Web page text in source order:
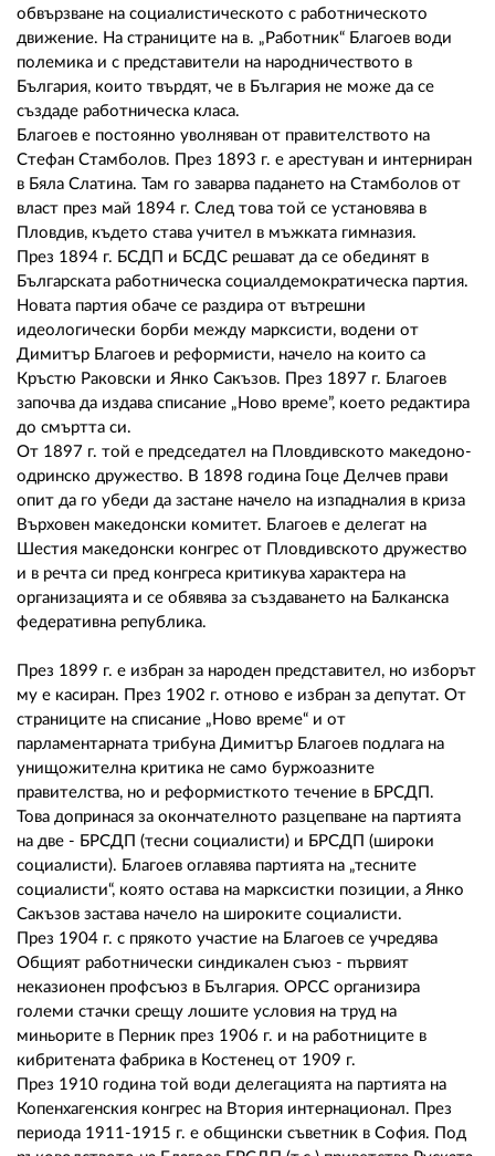
обвързване на социалистическото с работническото
движение. На страниците на в. „Работник“ Благоев води
полемика и с представители на народничеството в
България, които твърдят, че в България не може да се
създаде работническа класа.
Благоев е постоянно уволняван от правителството на
Стефан Стамболов. През 1893 г. е арестуван и интерниран
в Бяла Слатина. Там го заварва падането на Стамболов от
власт през май 1894 г. След това той се установява в
Пловдив, където става учител в мъжката гимназия.
През 1894 г. БСДП и БСДС решават да се обединят в
Българската работническа социалдемократическа партия.
Новата партия обаче се раздира от вътрешни
идеологически борби между марксисти, водени от
Димитър Благоев и реформисти, начело на които са
Кръстю Раковски и Янко Сакъзов. През 1897 г. Благоев
започва да издава списание „Ново време”, което редактира
до смъртта си.
От 1897 г. той е председател на Пловдивското македоно-
одринско дружество. В 1898 година Гоце Делчев прави
опит да го убеди да застане начело на изпадналия в криза
Върховен македонски комитет. Благоев е делегат на
Шестия македонски конгрес от Пловдивското дружество
и в речта си пред конгреса критикува характера на
организацията и се обявява за създаването на Балканска
федеративна република.
През 1899 г. е избран за народен представител, но изборът
му е касиран. През 1902 г. отново е избран за депутат. От
страниците на списание „Ново време“ и от
парламентарната трибуна Димитър Благоев подлага на
унищожителна критика не само буржоазните
правителства, но и реформисткото течение в БРСДП.
Това допринася за окончателното разцепване на партията
на две - БРСДП (тесни социалисти) и БРСДП (широки
социалисти). Благоев оглавява партията на „тесните
социалисти“, която остава на марксистки позиции, а Янко
Сакъзов застава начело на широките социалисти.
През 1904 г. с прякото участие на Благоев се учредява
Общият работнически синдикален съюз - първият
неказионен профсъюз в България. ОРСС организира
големи стачки срещу лошите условия на труд на
миньорите в Перник през 1906 г. и на работниците в
кибритената фабрика в Костенец от 1909 г.
През 1910 година той води делегацията на партията на
Копенхагенския конгрес на Втория интернационал. През
периода 1911-1915 г. е общински съветник в София. Под